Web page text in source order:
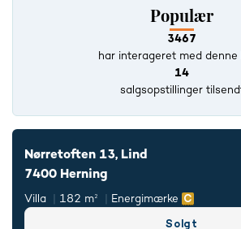
Populær
3467
har interageret med denne
14
salgsopstillinger
Nørretoften 13, Lind
7400 Herning
Villa 182 m² Energimærke
Solgt